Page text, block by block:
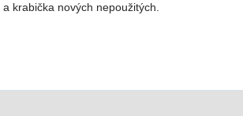
krabička nových nepoužitých.